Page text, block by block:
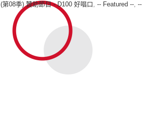
(第08季) 贊助節目 - D100 好唱口, -- Featured --, --